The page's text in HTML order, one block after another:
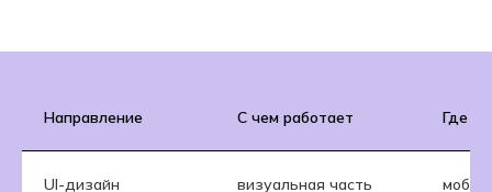
Направление С чем работает Где
UI-дизайн
визуальная часть